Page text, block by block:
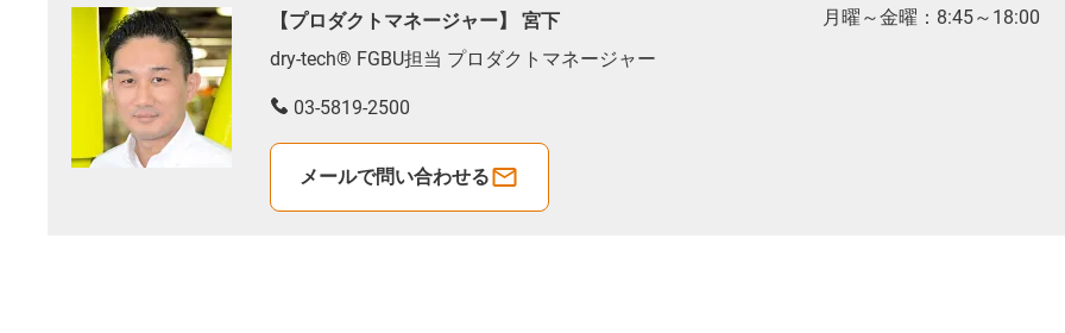
【プロダクトマネージャー】 宮下
dry-tech® FGBU担当 プロダクトマネージャー
03-5819-2500
メールで問い合わせる
月曜～金曜：8:45～18:00